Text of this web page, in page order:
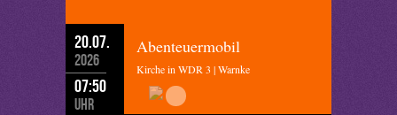
20.07.
2026
07:50
Uhr
Abenteuermobil
Kirche in WDR 3 | Warnke